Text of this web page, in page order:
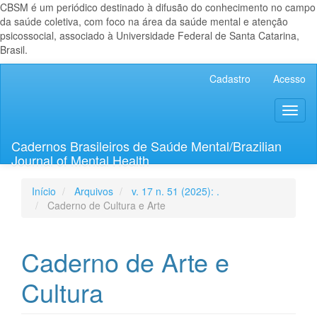
CBSM é um periódico destinado à difusão do conhecimento no campo
da saúde coletiva, com foco na área da saúde mental e atenção
psicossocial, associado à Universidade Federal de Santa Catarina,
Brasil.
Lateral
Cadastro Acesso
Cadernos Brasileiros de Saúde Mental/Brazilian
Journal of Mental Health
Início Arquivos
v. 17 n. 51 (2025): .
Caderno de Cultura e Arte
Caderno de Arte e
Cultura